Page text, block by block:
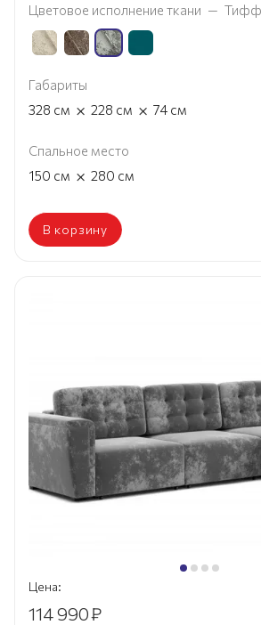
Цветовое исполнение ткани —
Габариты
328 см × 228 см × 74 см
Спальное место
150 см × 280 см
В корзину
Цена:
114 990₽